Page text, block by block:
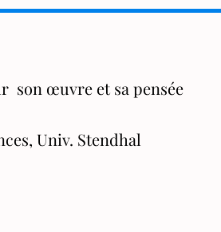
son œuvre et sa pensée
Univ. Stendhal